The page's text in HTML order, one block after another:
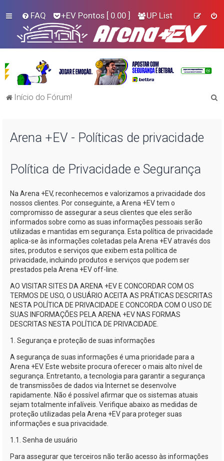
FAQ +EV Pontos [ 0.00 ] UP List
Início do Fórum!
Arena +EV - Políticas de privacidade
Política de Privacidade e Segurança
Na Arena +EV, reconhecemos e valorizamos a privacidade dos
nossos clientes. Por conseguinte, a Arena +EVtem o
compromisso de assegurar a seus clientes que eles serão
informados sobre como as suas informações pessoais serão
utilizadas e mantidas em segurança. Esta política de privacidade
aplica-se às informações coletadas pela Arena +EVatravés dos
sites, produtos e serviços que exibem esta política de
privacidade, incluindo produtos e serviços que podem ser
prestados pela Arena +EVoff-line.
AO VISITAR SITES DA ARENA +EVE CONCORDAR COM OS
TERMOS DE USO, O USUÁRIO ACEITA AS PRÁTICAS DESCRITAS
NESTA POLÍTICA DE PRIVACIDADE E CONCORDA COM O USO DE
SUAS INFORMAÇÕES PELA ARENA +EVNAS FORMAS
DESCRITAS NESTA POLÍTICA DE PRIVACIDADE.
1. Segurança e proteção de suas informações
A segurança de suas informações é uma prioridade para a
Arena +EV. Este website procura oferecer o mais alto nível de
segurança. Entretanto, a tecnologia para garantir a segurança
de transmissões de dados via Internet se desenvolve
rapidamente. Não é possível afirmar que os sistemas atuais
sejam totalmente infalíveis. Verifique abaixo as medidas de
proteção utilizadas pela Arena +EVpara proteger suas
informações e sua privacidade.
1.1. Senha de usuário
Para assegurar que terceiros não terão acesso às informações